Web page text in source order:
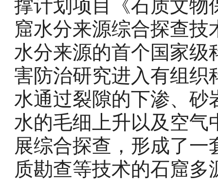
撑计划项目《石质文
窟水分来源综合探查
水分来源的首个国家级
害防治研究进入有组织
水通过裂隙的下渗、砂
水的毛细上升以及空气
展综合探查，形成了
质勘查等技术的石窟